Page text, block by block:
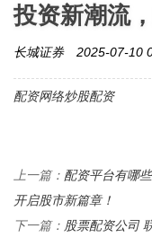
投资新潮流
长城证券 2025-07-10
配资网络炒股配资
上一篇： 配资平台有哪
开启股市新篇章！
下一篇： 股票配资公司